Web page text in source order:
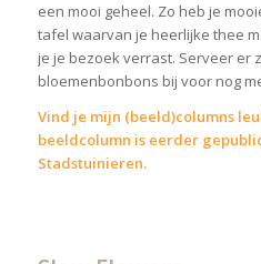
een mooi geheel. Zo heb je
tafel waarvan je heerlijke thee
je je bezoek verrast. Serveer er
bloemenbonbons bij voor nog
Vind je mijn (beeld)columns
beeldcolumn is eerder
Stadstuinieren.